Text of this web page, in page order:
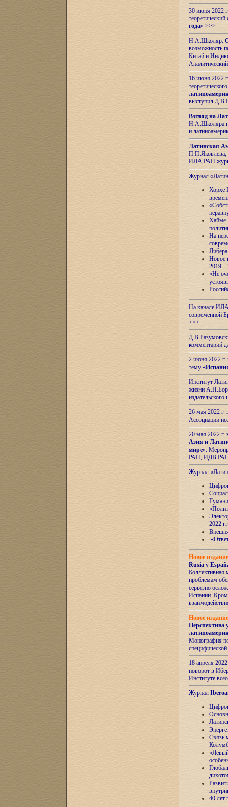
30 июня 2022
года» >>>
Н.А.Школяр.
возможность
Китай и
16 июня 2022
выступил
Взгляд на
Н.А.Школяра
и
Латинская
П.П.Яковлева,
ИЛА РАН
Журнал
Хорхе
Хайме
На
Новое
«Не
На канале ИЛА
современной
>>>
комментарий
2 июня 2022 г.
тему «
Институт
жизни
26 мая 2022
Ассоциации
20 мая 2022
Азия и
мире».
РАН, ИДВ
Журнал
2022
Новое
Rusia y
Коллективная
проблемам
серьезно
Испании.
Новое
Перспектива
Монография
18 апреля
поворот в
Институте
Журнал
Связь
40 лет